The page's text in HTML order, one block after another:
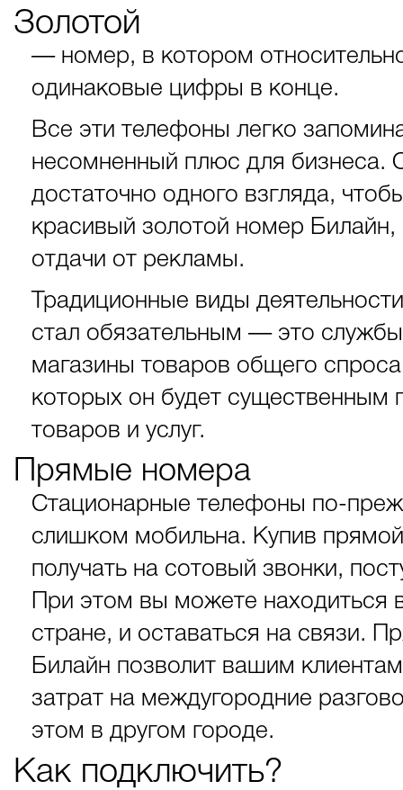
Золотой
— номер, в котором
одинаковые цифры в конце.
Все эти телефоны легко
несомненный плюс для бизнеса.
достаточно одного взгляда,
красивый золотой номер
отдачи от рекламы.
Традиционные виды
стал обязательным — это
магазины товаров общего
которых он будет
товаров и услуг.
Прямые номера
Стационарные телефоны по-
слишком мобильна. Купив
получать на сотовый звонки,
При этом вы можете находиться
стране, и оставаться на связи.
Билайн позволит вашим
затрат на междугородние
этом в другом городе.
Как подключить?